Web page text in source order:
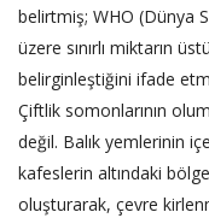
belirtmiş; WHO (Dünya
üzere sınırlı miktarın
belirginleştiğini ifade
Çiftlik somonlarının
değil. Balık yemlerinin
kafeslerin altındaki
oluşturarak, çevre